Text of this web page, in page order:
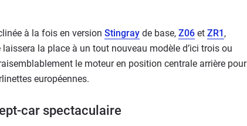
à la fois en version Stingray de base, Z06 et ZR1 ,
la place à un tout nouveau modèle d’ici trois ou
le moteur en position centrale arrière pour
européennes.
car spectaculaire